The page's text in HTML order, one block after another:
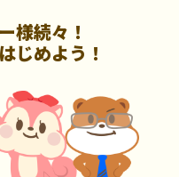
様続々！
じめよう！